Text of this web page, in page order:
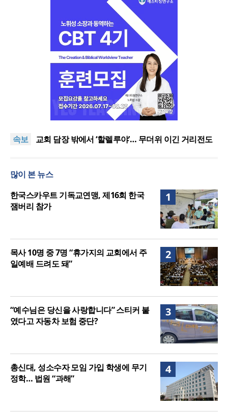
속보
[오늘의 말씀] 죄의 종에서 의의 종으로
교회 담장 밖에서 ‘할렐루야’… 무더위 이긴 거리전도
교할 것인가?
[오늘의 말씀] 죄의 종에서 의의 종으로
할렐루야대회 둘째 날 집회 “상황 뛰어넘는 믿음”
많이 본 뉴스
1
한국스카우트 기독교연맹, 제16회 한국
잼버리 참가
2
목사 10명 중 7명 “휴가지의 교회에서 주
일예배 드려도 돼”
3
“예수님은 당신을 사랑합니다” 스티커 붙
였다고 자동차 보험 중단?
4
총신대, 성소수자 모임 가입 학생에 무기
정학… 법원 “과해”